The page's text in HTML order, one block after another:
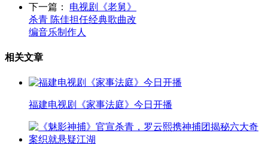
下一篇：
电视剧《老舅》
杀青 陈佳担任经典歌曲改
编音乐制作人
相关文章
福建电视剧《家事法庭》今日开播